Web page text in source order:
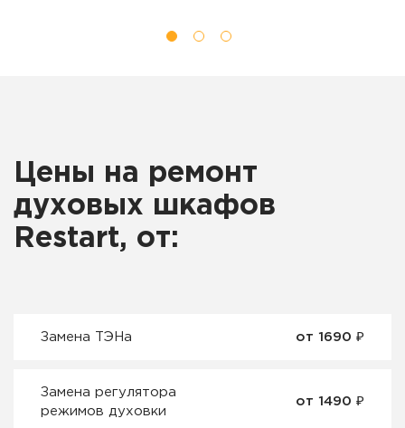
Цены на ремонт
духовых шкафов
Restart, от:
Замена ТЭНа от 1690 ₽
Замена регулятора
режимов духовки
от 1490 ₽